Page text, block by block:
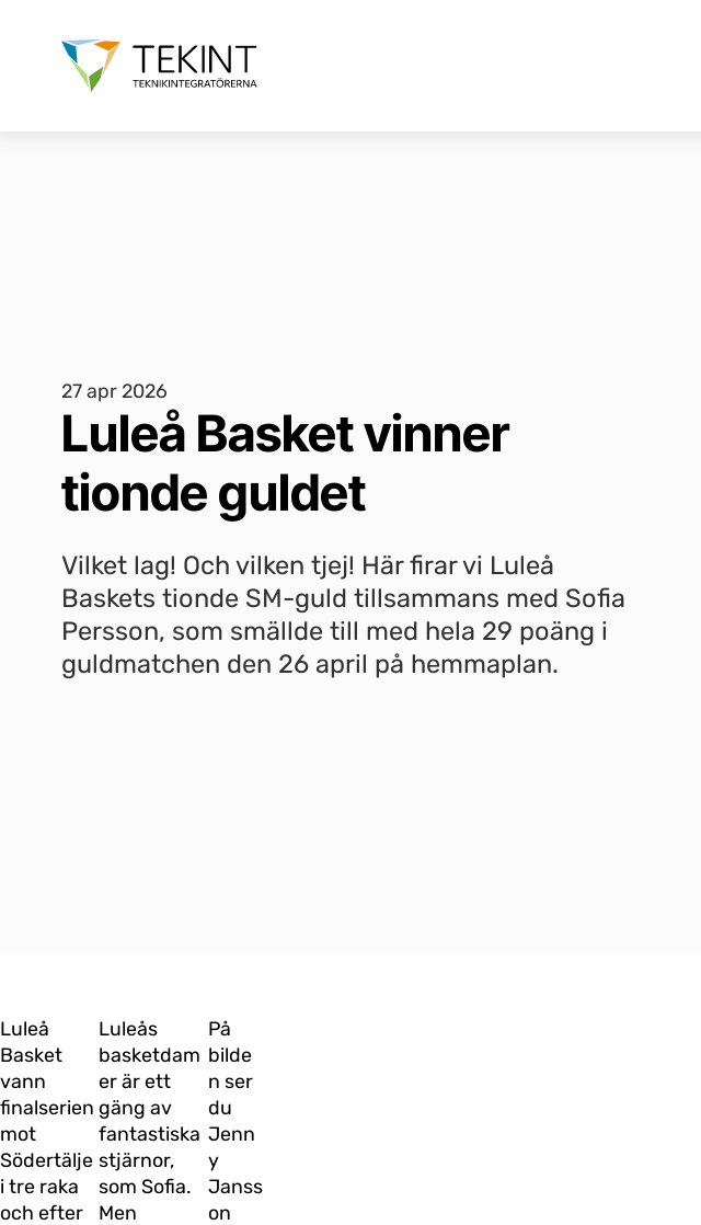
Luleå Basket vinner
tionde guldet
27 apr 2026
Vilket lag! Och vilken tjej! Här firar vi Luleå
Baskets tionde SM-guld tillsammans med Sofia
Persson, som smällde till med hela 29 poäng i
guldmatchen den 26 april på hemmaplan.
Luleå
Basket
vann
finalserien
mot
Södertälje
i tre raka
och efter
Luleås
basketdam
er är ett
gäng av
fantastiska
stjärnor,
som Sofia.
Men
På
bilde
n ser
du
Jenn
y
Janss
on